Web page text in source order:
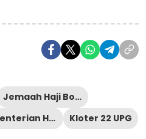
Jemaah Haji Bone
Kementerian Haji dan Umrah
Kloter 22 UPG